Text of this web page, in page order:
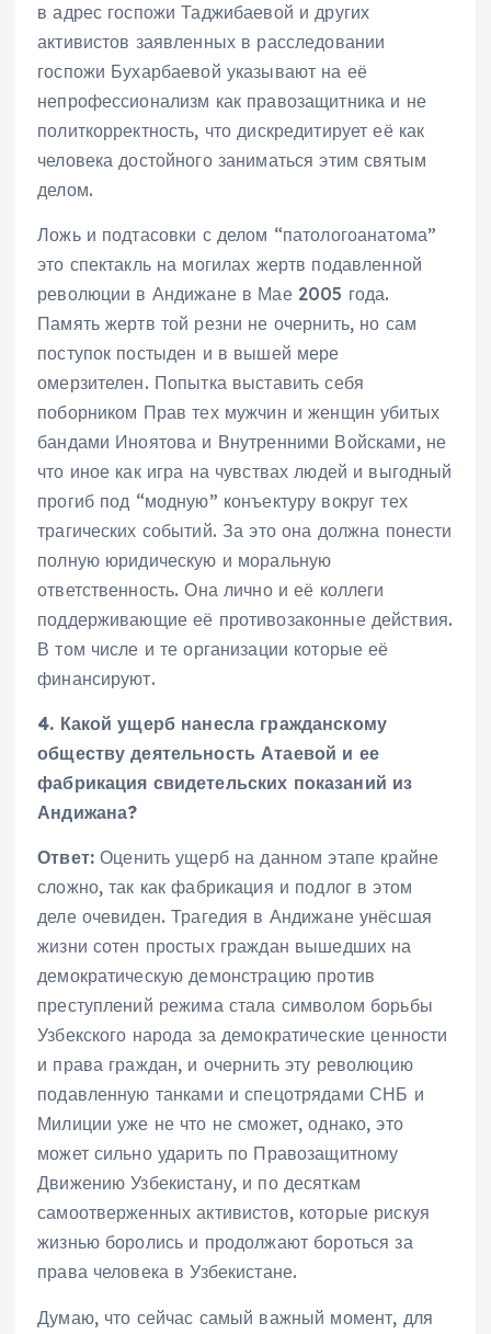
в адрес госпожи Таджибаевой и других
активистов заявленных в расследовании
госпожи Бухарбаевой указывают на её
непрофессионализм как правозащитника и не
политкорректность, что дискредитирует её как
человека достойного заниматься этим святым
делом.
Ложь и подтасовки с делом “патологоанатома”
это спектакль на могилах жертв подавленной
революции в Андижане в Мае 2005 года.
Память жертв той резни не очернить, но сам
поступок постыден и в вышей мере
омерзителен. Попытка выставить себя
поборником Прав тех мужчин и женщин убитых
бандами Иноятова и Внутренними Войсками, не
что иное как игра на чувствах людей и выгодный
прогиб под “модную” конъектуру вокруг тех
трагических событий. За это она должна понести
полную юридическую и моральную
ответственность. Она лично и её коллеги
поддерживающие её противозаконные действия.
В том числе и те организации которые её
финансируют.
4. Какой ущерб нанесла гражданскому
обществу деятельность Атаевой и ее
фабрикация свидетельских показаний из
Андижана?
Ответ:Оценить ущерб на данном этапе крайне
сложно, так как фабрикация и подлог в этом
деле очевиден. Трагедия в Андижане унёсшая
жизни сотен простых граждан вышедших на
демократическую демонстрацию против
преступлений режима стала символом борьбы
Узбекского народа за демократические ценности
и права граждан, и очернить эту революцию
подавленную танками и спецотрядами СНБ и
Милиции уже не что не сможет, однако, это
может сильно ударить по Правозащитному
Движению Узбекистану, и по десяткам
самоотверженных активистов, которые рискуя
жизнью боролись и продолжают бороться за
права человека в Узбекистане.
Думаю, что сейчас самый важный момент, для